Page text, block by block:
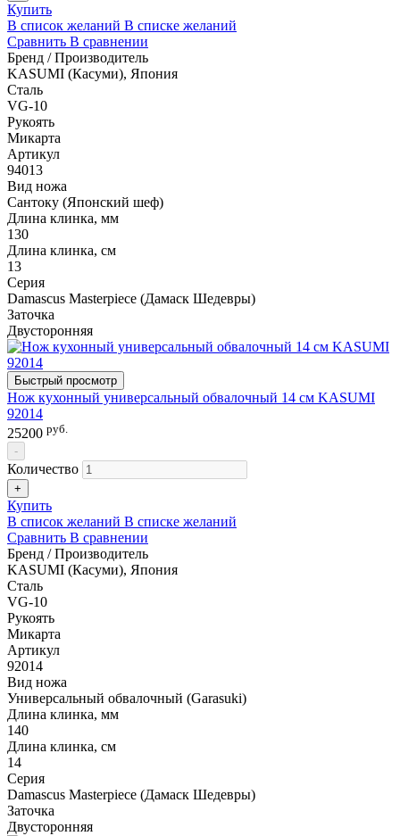
Купить
В список желаний В списке желаний
Сравнить В сравнении
Бренд / Производитель
KASUMI (Касуми), Япония
Сталь
VG-10
Рукоять
Микарта
Артикул
94013
Вид ножа
Сантоку (Японский шеф)
Длина клинка, мм
130
Длина клинка, см
13
Серия
Damascus Masterpiece (Дамаск Шедевры)
Заточка
Двусторонняя
Быстрый просмотр
Нож кухонный универсальный обвалочный 14 см KASUMI
92014
25200 руб.
-
Количество
+
Купить
В список желаний В списке желаний
Сравнить В сравнении
Бренд / Производитель
KASUMI (Касуми), Япония
Сталь
VG-10
Рукоять
Микарта
Артикул
92014
Вид ножа
Универсальный обвалочный (Garasuki)
Длина клинка, мм
140
Длина клинка, см
14
Серия
Damascus Masterpiece (Дамаск Шедевры)
Заточка
Двусторонняя